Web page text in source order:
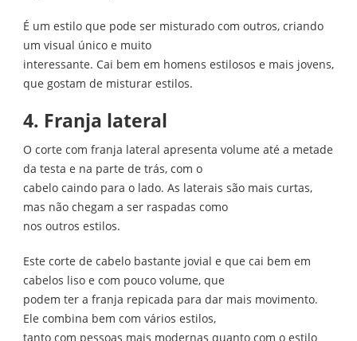
É um estilo que pode ser misturado com outros, criando
um visual único e muito
interessante. Cai bem em homens estilosos e mais jovens,
que gostam de misturar estilos.
4. Franja lateral
O corte com franja lateral apresenta volume até a metade
da testa e na parte de trás, com o
cabelo caindo para o lado. As laterais são mais curtas,
mas não chegam a ser raspadas como
nos outros estilos.
Este corte de cabelo bastante jovial e que cai bem em
cabelos liso e com pouco volume, que
podem ter a franja repicada para dar mais movimento.
Ele combina bem com vários estilos,
tanto com pessoas mais modernas quanto com o estilo